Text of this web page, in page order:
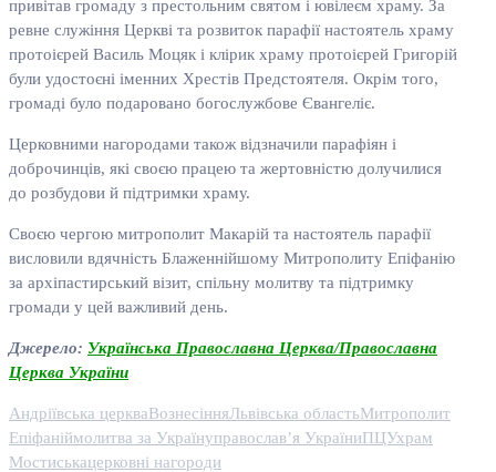
привітав громаду з престольним святом і ювілеєм храму. За
ревне служіння Церкві та розвиток парафії настоятель храму
протоієрей Василь Моцяк і клірик храму протоієрей Григорій
були удостоєні іменних Хрестів Предстоятеля. Окрім того,
громаді було подаровано богослужбове Євангеліє.
Церковними нагородами також відзначили парафіян і
доброчинців, які своєю працею та жертовністю долучилися
до розбудови й підтримки храму.
Своєю чергою митрополит Макарій та настоятель парафії
висловили вдячність Блаженнійшому Митрополиту Епіфанію
за архіпастирський візит, спільну молитву та підтримку
громади у цей важливий день.
Джерело: Українська Православна Церква/Православна
Церква України
Андріївська церкваВознесінняЛьвівська областьМитрополит
Епіфаніймолитва за Українуправослав’я УкраїниПЦУхрам
Мостиськацерковні нагороди